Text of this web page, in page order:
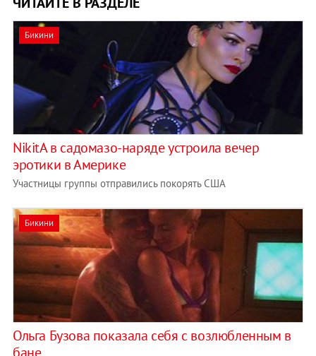
Бикини
NikitА в садомазо-наряде устроила вечер
эротики в Америке
Участницы группы отправились покорять США
Бикини
Ольга Бузова показала себя с возлюбленным в
бане